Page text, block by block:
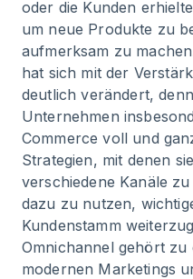
oder die Kunden
um neue Produkte zu
aufmerksam zu
hat sich mit der
deutlich verändert,
Unternehmen
Commerce voll und
Strategien, mit denen
verschiedene Kanäle
dazu zu nutzen,
Kundenstamm
Omnichannel gehört zu
modernen Marketings